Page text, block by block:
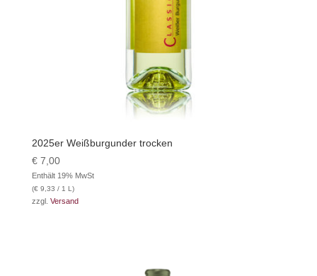
2025er Weißburgunder trocken
€7,00
Enthält 19% MwSt
(€9,33 / 1 L)
zzgl. Versand